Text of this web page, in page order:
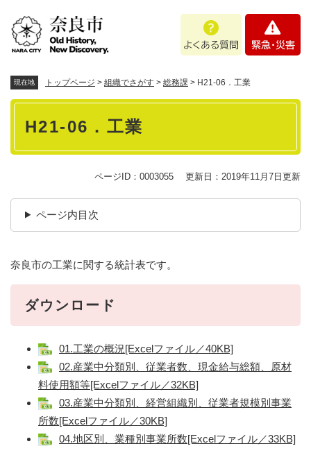
あ
問
・
現在地 トップページ > 組織でさがす > 総務課 > H21-06．工業
本
H21-06．工業
ページID：0003055 更新日：2019年11月7日更新
ページ内目次
奈良市の工業に関する統計表です。
ダウンロード
01.工業の概況[Excelファイル／40KB]
02.産業中分類別、従業者数、現金給与総額、原材
料使用額等[Excelファイル／32KB]
03.産業中分類別、経営組織別、従業者規模別事業
所数[Excelファイル／30KB]
04.地区別、業種別事業所数[Excelファイル／33KB]